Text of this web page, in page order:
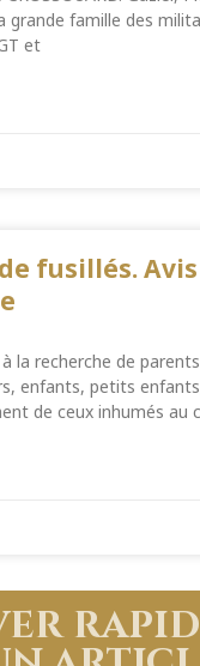
grande famille des
et
fusillés.
la recherche de
enfants, petits
de ceux inhumés au